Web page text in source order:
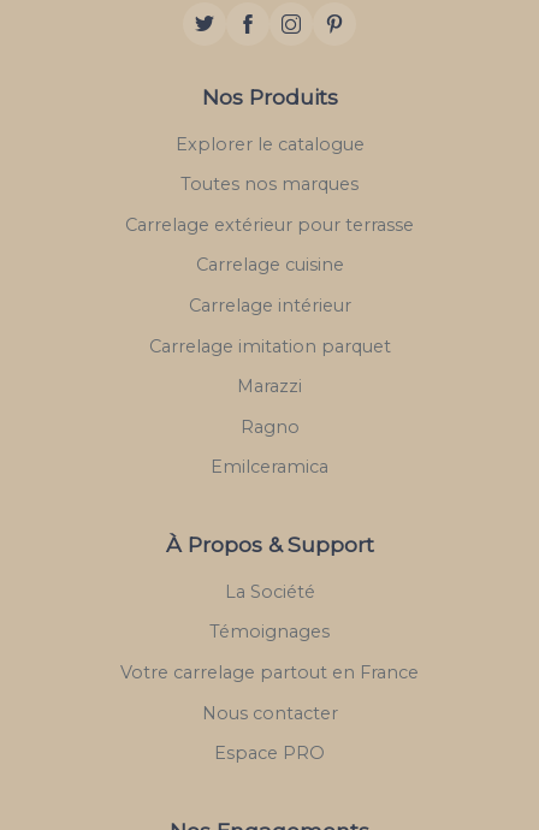
Nos Produits
Explorer le catalogue
Toutes nos marques
Carrelage extérieur pour terrasse
Carrelage cuisine
Carrelage intérieur
Carrelage imitation parquet
Marazzi
Ragno
Emilceramica
À Propos & Support
La Société
Témoignages
Votre carrelage partout en France
Nous contacter
Espace PRO